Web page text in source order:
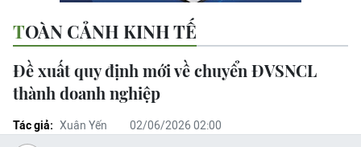
TOÀN CẢNH KINH TẾ
Đề xuất quy định mới về chuyển ĐVSNCL
thành doanh nghiệp
Tác giả: Xuân Yến 02/06/2026 02:00